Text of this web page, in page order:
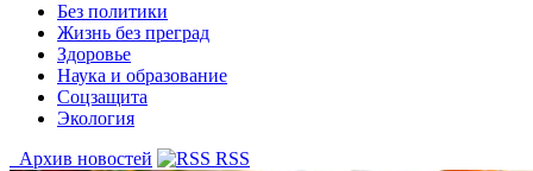
Без политики
Жизнь без преград
Здоровье
Наука и образование
Соцзащита
Экология
Архив новостей
RSS